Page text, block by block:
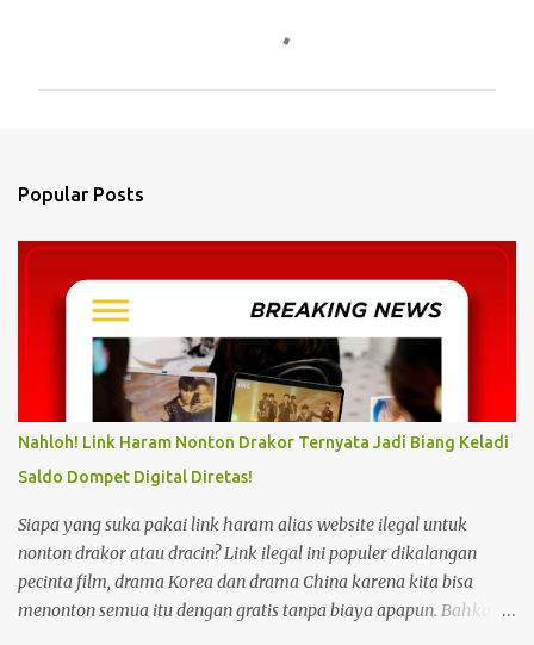
s
Popular Posts
Nahloh! Link Haram Nonton Drakor Ternyata Jadi Biang Keladi
Saldo Dompet Digital Diretas!
Siapa yang suka pakai link haram alias website ilegal untuk
nonton drakor atau dracin? Link ilegal ini populer dikalangan
pecinta film, drama Korea dan drama China karena kita bisa
menonton semua itu dengan gratis tanpa biaya apapun. Bahkan